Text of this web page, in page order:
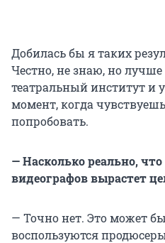
Добилась бы я таких
Честно, не знаю, но
театральный институт и
момент, когда
попробовать.
— Насколько реально,
видеографов вырастет
— Точно нет. Это может
воспользуются